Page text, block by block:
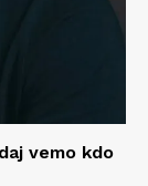
vemo kdo